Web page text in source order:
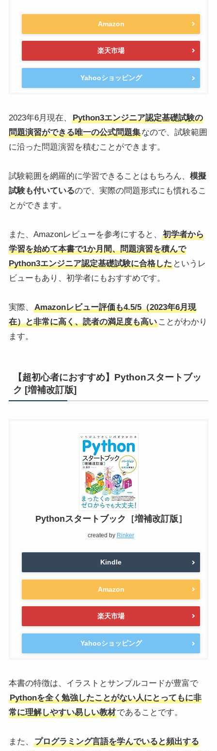
Amazon
楽天市場
Yahooショッピング
2023年6月現在、
Python3エンジニア認定基礎試験の
問題演習ができる唯一の公式問題集なので、試験範囲
に沿った問題演習を積むことができます。
試験範囲を網羅的に学習できることはもちろん、 模擬
試験も付いているので、実際の問題形式にも慣れるこ
とができます。
また、Amazonレビューを参考にすると、
初学者から
学習を始めて本書で1か月間、問題演習を積んで
Python3エンジニア認定基礎試験に合格したというレ
ビューもあり、初学者にもおすすめです。
実際、
Amazonレビュー評価も4.5/5（2023年6月現
在）と非常に高く、読者の満足度も高いことがわかり
ます。
【超初心者におすすめ】Pythonスタートブッ
ク [増補改訂版]
Pythonスタートブック［増補改訂版］
created by Rinker
Kindle
Amazon
楽天市場
Yahooショッピング
本書の特徴は、イラストとサンプルコードが豊富で
Pythonを全く勉強したことがない人にとってもに非
常に理解しやすい易しい教材であることです。
また、
プログラミング言語を学んでいると頻出する